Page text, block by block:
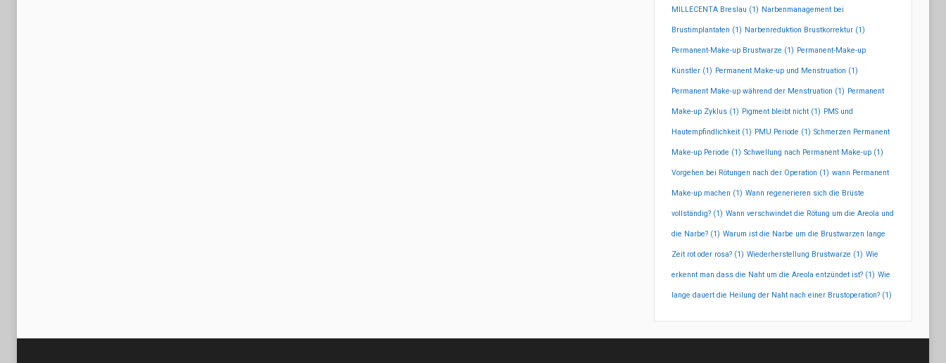
MILLECENTA Breslau (1) Narbenmanagement bei
Brustimplantaten (1) Narbenreduktion Brustkorrektur(1)
Permanent-Make-up Brustwarze (1) Permanent-Make-up
Künstler(1) Permanent Make-up und Menstruation (1)
Permanent Make-up während der Menstruation (1) Permanent
Make-up Zyklus(1) Pigment bleibt nicht(1) PMS und
Hautempfindlichkeit(1) PMU Periode (1) Schmerzen Permanent
Make-up Periode (1) Schwellung nach Permanent Make-up(1)
Vorgehen bei Rötungen nach der Operation (1) wann Permanent
Make-up machen (1) Wann regenerieren sich die Brüste
vollständig?(1) Wann verschwindet die Rötung um die Areola und
die Narbe?(1) Warum ist die Narbe um die Brustwarzen lange
Zeit rot oder rosa?(1) Wiederherstellung Brustwarze (1) Wie
erkennt man dass die Naht um die Areola entzündet ist?(1) Wie
lange dauert die Heilung der Naht nach einer Brustoperation?(1)